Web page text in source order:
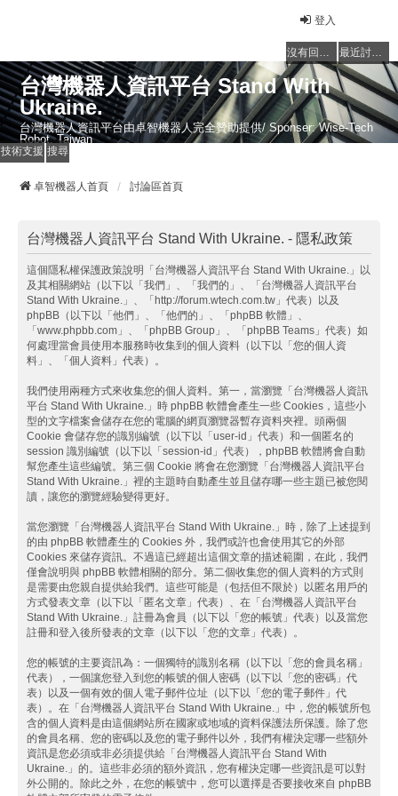
登入
沒有回覆的主題 最近討論的主題
台灣機器人資訊平台 Stand With
Ukraine.
台灣機器人資訊平台由卓智機器人完全贊助提供/ Sponser: Wise-Tech
Robot, Taiwan
技術支援 搜尋
卓智機器人首頁 討論區首頁
台灣機器人資訊平台 Stand With Ukraine. - 隱私政策
這個隱私權保護政策說明「台灣機器人資訊平台 Stand With Ukraine.」以
及其相關網站（以下以「我們」、「我們的」、「台灣機器人資訊平台
Stand With Ukraine.」、「http://forum.wtech.com.tw」代表）以及
phpBB（以下以「他們」、「他們的」、「phpBB 軟體」、
「www.phpbb.com」、「phpBB Group」、「phpBB Teams」代表）如
何處理當會員使用本服務時收集到的個人資料（以下以「您的個人資
料」、「個人資料」代表）。
我們使用兩種方式來收集您的個人資料。第一，當瀏覽「台灣機器人資訊
平台 Stand With Ukraine.」時 phpBB 軟體會產生一些 Cookies，這些小
型的文字檔案會儲存在您的電腦的網頁瀏覽器暫存資料夾裡。頭兩個
Cookie 會儲存您的識別編號（以下以「user-id」代表）和一個匿名的
session 識別編號（以下以「session-id」代表），phpBB 軟體將會自動
幫您產生這些編號。第三個 Cookie 將會在您瀏覽「台灣機器人資訊平台
Stand With Ukraine.」裡的主題時自動產生並且儲存哪一些主題已被您閱
讀，讓您的瀏覽經驗變得更好。
當您瀏覽「台灣機器人資訊平台 Stand With Ukraine.」時，除了上述提到
的由 phpBB 軟體產生的 Cookies 外，我們或許也會使用其它的外部
Cookies 來儲存資訊。不過這已經超出這個文章的描述範圍，在此，我們
僅會說明與 phpBB 軟體相關的部分。第二個收集您的個人資料的方式則
是需要由您親自提供給我們。這些可能是（包括但不限於）以匿名用戶的
方式發表文章（以下以「匿名文章」代表）、在「台灣機器人資訊平台
Stand With Ukraine.」註冊為會員（以下以「您的帳號」代表）以及當您
註冊和登入後所發表的文章（以下以「您的文章」代表）。
您的帳號的主要資訊為：一個獨特的識別名稱（以下以「您的會員名稱」
代表），一個讓您登入到您的帳號的個人密碼（以下以「您的密碼」代
表）以及一個有效的個人電子郵件位址（以下以「您的電子郵件」代
表）。在「台灣機器人資訊平台 Stand With Ukraine.」中，您的帳號所包
含的個人資料是由這個網站所在國家或地域的資料保護法所保護。除了您
的會員名稱、您的密碼以及您的電子郵件以外，我們有權決定哪一些額外
資訊是您必須或非必須提供給「台灣機器人資訊平台 Stand With
Ukraine.」的。這些非必須的額外資訊，您有權決定哪一些資訊是可以對
外公開的。除此之外，在您的帳號中，您可以選擇是否要接收來自 phpBB